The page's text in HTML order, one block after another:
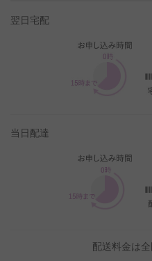
翌日宅配
当日配達
配送料金は全